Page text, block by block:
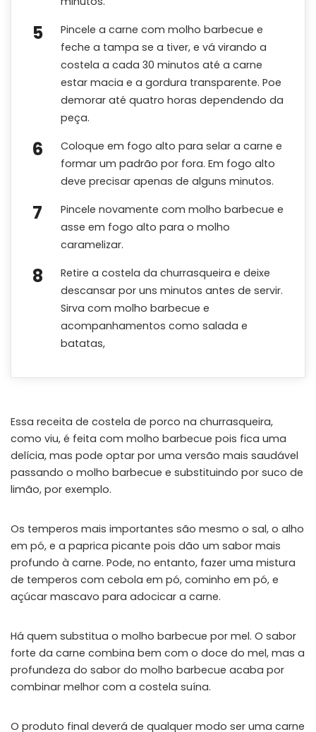
Pincele a carne com molho barbecue e
feche a tampa se a tiver, e vá virando a
costela a cada 30 minutos até a carne
estar macia e a gordura transparente. Poe
demorar até quatro horas dependendo da
peça.
Coloque em fogo alto para selar a carne e
formar um padrão por fora. Em fogo alto
deve precisar apenas de alguns minutos.
Pincele novamente com molho barbecue e
asse em fogo alto para o molho
caramelizar.
Retire a costela da churrasqueira e deixe
descansar por uns minutos antes de servir.
Sirva com molho barbecue e
acompanhamentos como salada e
batatas,
Essa receita de costela de porco na churrasqueira,
como viu, é feita com molho barbecue pois fica uma
delícia, mas pode optar por uma versão mais saudável
passando o molho barbecue e substituindo por suco de
limão, por exemplo.
Os temperos mais importantes são mesmo o sal, o alho
em pó, e a paprica picante pois dão um sabor mais
profundo à carne. Pode, no entanto, fazer uma mistura
de temperos com cebola em pó, cominho em pó, e
açúcar mascavo para adocicar a carne.
Há quem substitua o molho barbecue por mel. O sabor
forte da carne combina bem com o doce do mel, mas a
profundeza do sabor do molho barbecue acaba por
combinar melhor com a costela suína.
O produto final deverá de qualquer modo ser uma carne